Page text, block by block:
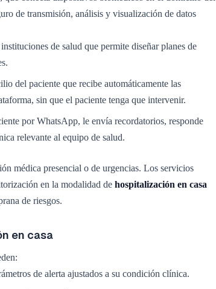
de transmisión, análisis y visualización de datos
de salud que permite diseñar planes de
del paciente que recibe automáticamente las
sin que el paciente tenga que intervenir.
por WhatsApp, le envía recordatorios, responde
relevante al equipo de salud.
médica presencial o de urgencias. Los servicios
en la modalidad de hospitalización en casa
de riesgos.
en casa
de alerta ajustados a su condición clínica.